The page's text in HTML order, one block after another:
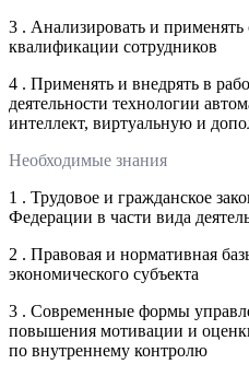
3 . Анализировать и
квалификации сотрудников
4 . Применять и внедрять в
деятельности технологии
интеллект, виртуальную и
Необходимые знания
1 . Трудовое и гражданское
Федерации в части вида
2 . Правовая и нормативная
экономического субъекта
3 . Современные формы
повышения мотивации и
по внутреннему контролю